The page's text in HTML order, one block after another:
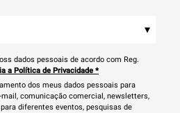
▾
dados pessoais de acordo com Reg.
a Política de Privacidade *
dos meus dados pessoais para
mail, comunicação comercial, newsletters,
diferentes eventos, pesquisas de